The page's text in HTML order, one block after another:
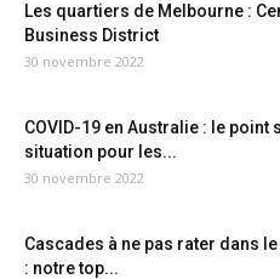
Les quartiers de Melbourne :
Business District
30 novembre 2022
COVID-19 en Australie : le point
situation pour les...
30 novembre 2022
Cascades à ne pas rater dans
: notre top...